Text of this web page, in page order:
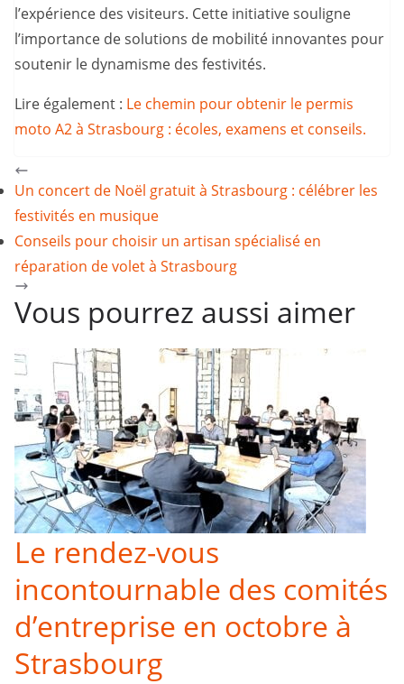
l’expérience des visiteurs. Cette initiative souligne
l’importance de solutions de mobilité innovantes pour
soutenir le dynamisme des festivités.
Lire également : Le chemin pour obtenir le permis
moto A2 à Strasbourg : écoles, examens et conseils.
Un concert de Noël gratuit à Strasbourg : célébrer les
festivités en musique
Conseils pour choisir un artisan spécialisé en
réparation de volet à Strasbourg
Vous pourrez aussi aimer
Le rendez-vous
incontournable des comités
d’entreprise en octobre à
Strasbourg